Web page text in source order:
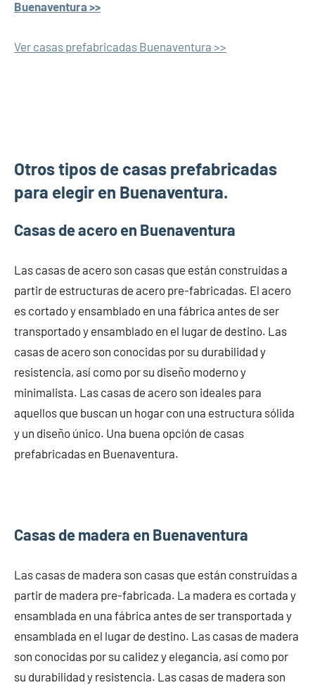
Buenaventura >>
Ver casas prefabricadas Buenaventura >>
Otros tipos de casas prefabricadas
para elegir en Buenaventura.
Casas de acero en Buenaventura
Las casas de acero son casas que están construidas a
partir de estructuras de acero pre-fabricadas. El acero
es cortado y ensamblado en una fábrica antes de ser
transportado y ensamblado en el lugar de destino. Las
casas de acero son conocidas por su durabilidad y
resistencia, así como por su diseño moderno y
minimalista. Las casas de acero son ideales para
aquellos que buscan un hogar con una estructura sólida
y un diseño único. Una buena opción de casas
prefabricadas en Buenaventura.
Casas de madera en Buenaventura
Las casas de madera son casas que están construidas a
partir de madera pre-fabricada. La madera es cortada y
ensamblada en una fábrica antes de ser transportada y
ensamblada en el lugar de destino. Las casas de madera
son conocidas por su calidez y elegancia, así como por
su durabilidad y resistencia. Las casas de madera son